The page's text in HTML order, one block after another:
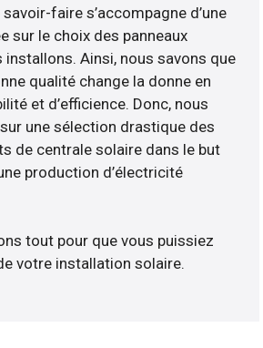
faire s’accompagne d’une
sur le choix des panneaux
installons. Ainsi, nous savons que
qualité change la donne en
et d’efficience. Donc, nous
une sélection drastique des
de centrale solaire dans le but
production d’électricité
tout pour que vous puissiez
votre installation solaire.